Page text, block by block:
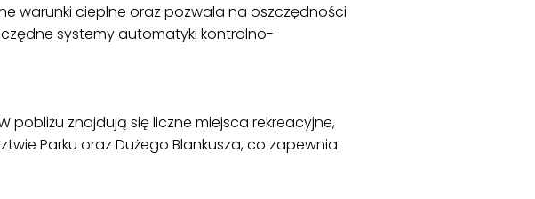
warunki cieplne oraz pozwala na oszczędności
systemy automatyki kontrolno-
pobliżu znajdują się liczne miejsca rekreacyjne,
Parku oraz Dużego Blankusza, co zapewnia